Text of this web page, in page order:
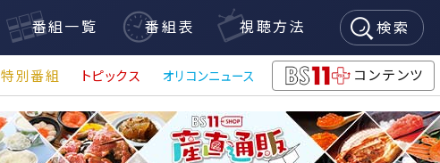
番組一覧 番組表 視聴方法 検索
特別番組 トピックス
オリコンニュース
BS11+
コンテンツ